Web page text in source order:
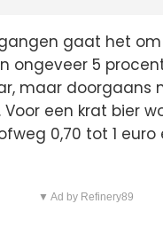
gaat het
ongeveer 5
maar doorgaans
Voor een krat bier
0,70 tot 1 euro
▼ Ad by Refinery89